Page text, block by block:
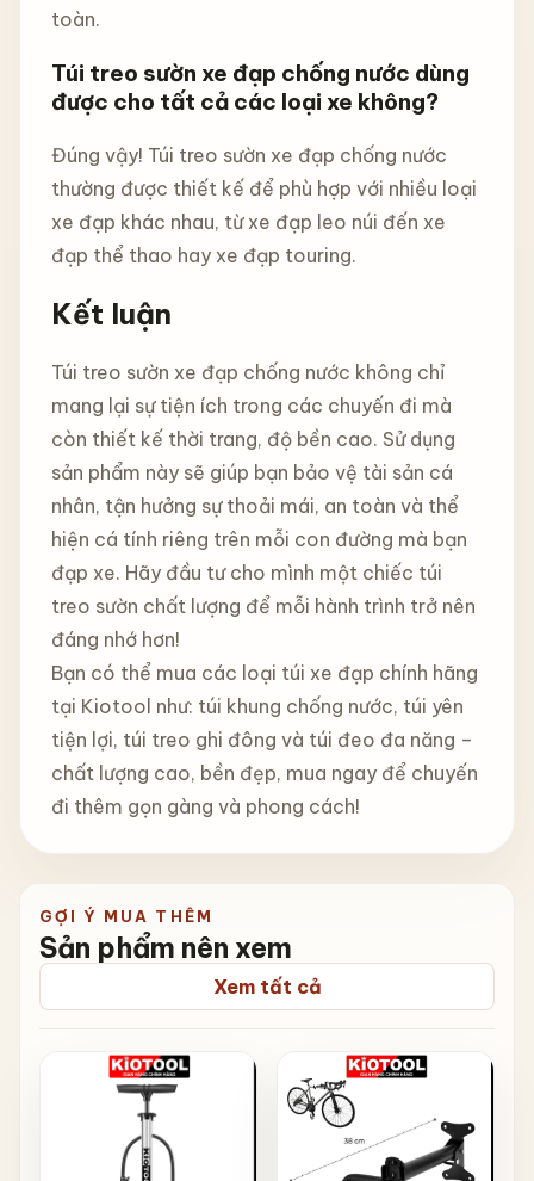
toàn.
Túi treo sườn xe đạp chống nước dùng
được cho tất cả các loại xe không?
Đúng vậy! Túi treo sườn xe đạp chống nước
thường được thiết kế để phù hợp với nhiều loại
xe đạp khác nhau, từ xe đạp leo núi đến xe
đạp thể thao hay xe đạp touring.
Kết luận
Túi treo sườn xe đạp chống nước không chỉ
mang lại sự tiện ích trong các chuyến đi mà
còn thiết kế thời trang, độ bền cao. Sử dụng
sản phẩm này sẽ giúp bạn bảo vệ tài sản cá
nhân, tận hưởng sự thoải mái, an toàn và thể
hiện cá tính riêng trên mỗi con đường mà bạn
đạp xe. Hãy đầu tư cho mình một chiếc túi
treo sườn chất lượng để mỗi hành trình trở nên
đáng nhớ hơn!
Bạn có thể mua các loại túi xe đạp chính hãng
tại Kiotool như: túi khung chống nước, túi yên
tiện lợi, túi treo ghi đông và túi đeo đa năng –
chất lượng cao, bền đẹp, mua ngay để chuyến
đi thêm gọn gàng và phong cách!
GỢI Ý MUA THÊM
Sản phẩm nên xem
Xem tất cả